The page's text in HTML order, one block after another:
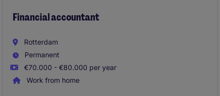
met advisering en compliance.
Financial accountant
Rotterdam
Permanent
€70.000 - €80.000 per year
Work from home